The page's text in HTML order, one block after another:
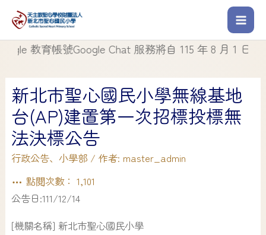
育帳號Google Chat 服務將自 115 年 8 月 1 日起停止
新北市聖心國民小學無線基地
台(AP)建置第一次招標投標無
法決標公告
行政公告、 小學部/ 作者: master_admin
點閱次數： 1,101
公告日:111/12/14
[機關名稱] 新北市聖心國民小學